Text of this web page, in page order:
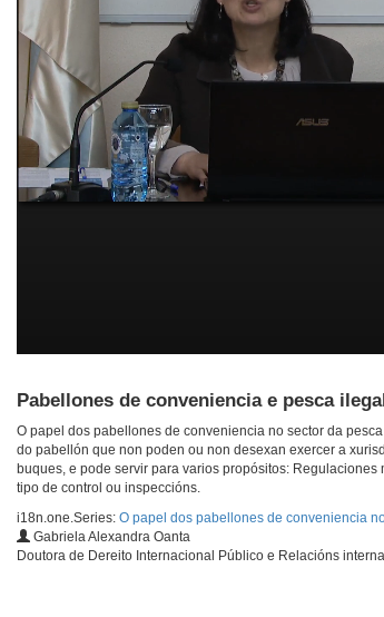
Pabellones de conveniencia e pesca
O papel dos pabellones de conveniencia no sector da
do pabellón que non poden ou non desexan exercer a
buques, e pode servir para varios propósitos:
tipo de control ou inspeccións.
i18n.one.Series: O papel dos pabellones de conveniencia
Gabriela Alexandra Oanta
Doutora de Dereito Internacional Público e Relacións